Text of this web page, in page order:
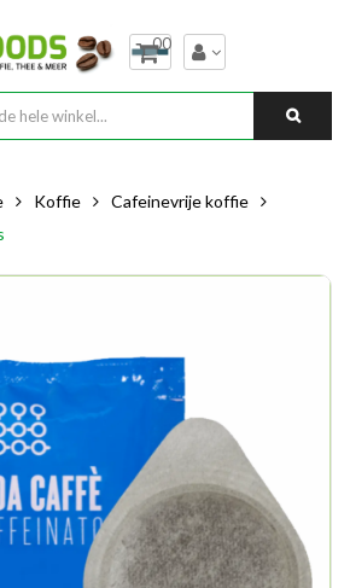
00
Koffie
Cafeinevrije koffie